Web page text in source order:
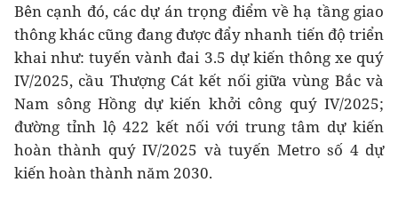
Bên cạnh đó, các dự án trọng điểm về hạ tầng giao
thông khác cũng đang được đẩy nhanh tiến độ triển
khai như: tuyến vành đai 3.5 dự kiến thông xe quý
IV/2025, cầu Thượng Cát kết nối giữa vùng Bắc và
Nam sông Hồng dự kiến khởi công quý IV/2025;
đường tỉnh lộ 422 kết nối với trung tâm dự kiến
hoàn thành quý IV/2025 và tuyến Metro số 4 dự
kiến hoàn thành năm 2030.